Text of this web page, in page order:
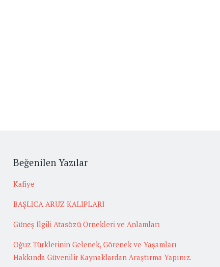
Beğenilen Yazılar
Kafiye
BAŞLICA ARUZ KALIPLARI
Güneş İlgili Atasözü Örnekleri ve Anlamları
Oğuz Türklerinin Gelenek, Görenek ve Yaşamları
Hakkında Güvenilir Kaynaklardan Araştırma Yapınız.